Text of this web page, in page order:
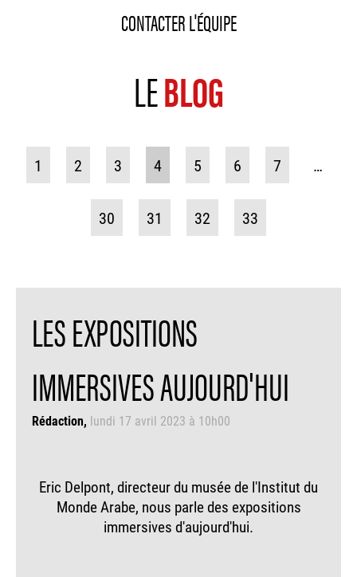
CONTACTER L'ÉQUIPE
LEBLOG
1 2 3 4 5 6 7 …
30 31 32 33
LES EXPOSITIONS
IMMERSIVES AUJOURD'HUI
Rédaction lundi 17 avril 2023 à 10h00
Eric Delpont, directeur du musée de l'Institut du
Monde Arabe, nous parle des expositions
immersives d'aujourd'hui.